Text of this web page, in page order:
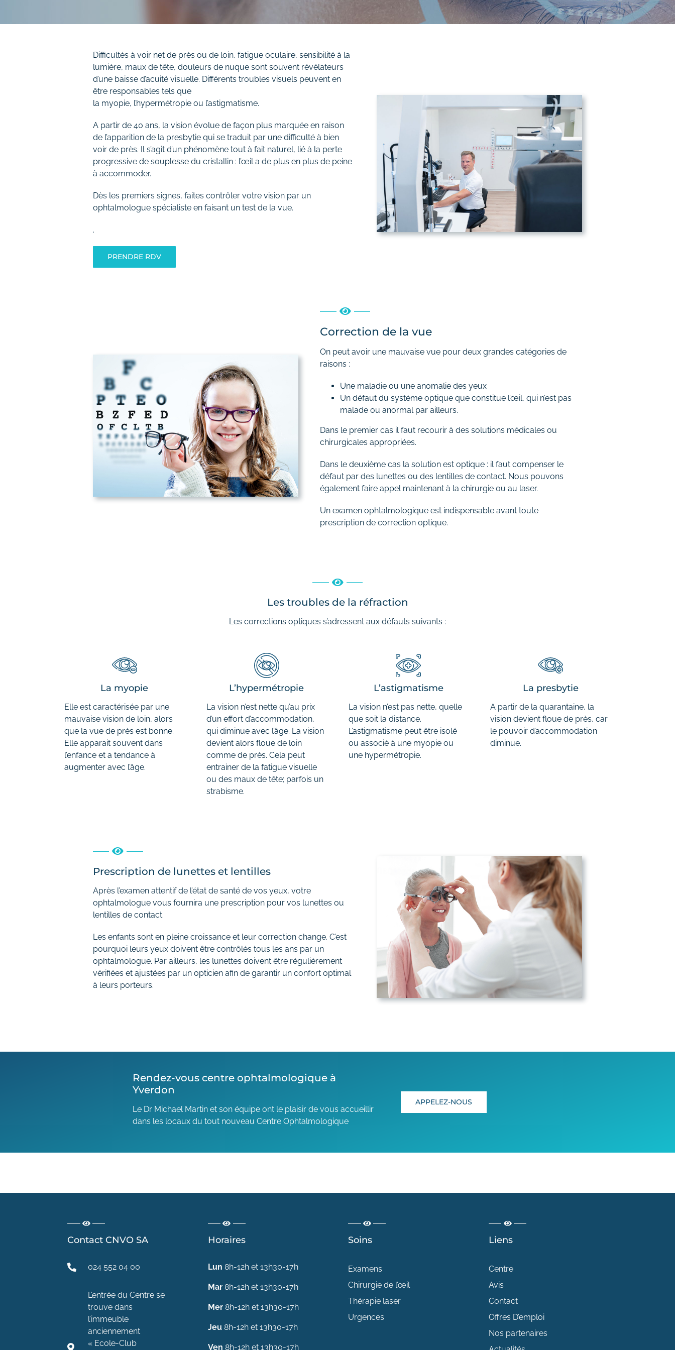
Difficultés à voir net de près ou de loin, fatigue oculaire, sensibilité à la
lumière, maux de tête, douleurs de nuque sont souvent révélateurs
d’une baisse d’acuité visuelle. Différents troubles visuels peuvent en
être responsables tels que
la myopie, l’hypermétropie ou l’astigmatisme.
A partir de 40 ans, la vision évolue de façon plus marquée en raison
de l’apparition de la presbytie qui se traduit par une difficulté à bien
voir de près. Il s’agit d’un phénomène tout à fait naturel, lié à la perte
progressive de souplesse du cristallin : l’œil a de plus en plus de peine
à accommoder.
Dès les premiers signes, faites contrôler votre vision par un
ophtalmologue spécialiste en faisant un test de la vue.
.
PRENDRE RDV
Correction de la vue
On peut avoir une mauvaise vue pour deux grandes catégories de
raisons :
Une maladie ou une anomalie des yeux
Un défaut du système optique que constitue l’œil, qui n’est pas
malade ou anormal par ailleurs.
Dans le premier cas il faut recourir à des solutions médicales ou
chirurgicales appropriées.
Dans le deuxième cas la solution est optique : il faut compenser le
défaut par des lunettes ou des lentilles de contact. Nous pouvons
également faire appel maintenant à la chirurgie ou au laser.
Un examen ophtalmologique est indispensable avant toute
prescription de correction optique.
Les troubles de la réfraction
Les corrections optiques s’adressent aux défauts suivants :
La myopie
Elle est caractérisée par une
mauvaise vision de loin, alors
que la vue de près est bonne.
Elle apparait souvent dans
l’enfance et a tendance à
augmenter avec l’âge.
L’hypermétropie
La vision n’est nette qu’au prix
d’un effort d’accommodation,
qui diminue avec l’âge. La vision
devient alors floue de loin
comme de près. Cela peut
entrainer de la fatigue visuelle
ou des maux de tête; parfois un
strabisme.
L’astigmatisme
La vision n’est pas nette, quelle
que soit la distance.
L’astigmatisme peut être isolé
ou associé à une myopie ou
une hypermétropie.
La presbytie
A partir de la quarantaine, la
vision devient floue de près, car
le pouvoir d’accommodation
diminue.
Prescription de lunettes et lentilles
Après l’examen attentif de l’état de santé de vos yeux, votre
ophtalmologue vous fournira une prescription pour vos lunettes ou
lentilles de contact.
Les enfants sont en pleine croissance et leur correction change. C’est
pourquoi leurs yeux doivent être contrôlés tous les ans par un
ophtalmologue. Par ailleurs, les lunettes doivent être régulièrement
vérifiées et ajustées par un opticien afin de garantir un confort optimal
à leurs porteurs.
Rendez-vous centre ophtalmologique à
Yverdon
Le Dr Michael Martin et son équipe ont le plaisir de vous accueillir
dans les locaux du tout nouveau Centre Ophtalmologique
APPELEZ-NOUS
Contact CNVO SA
024 552 04 00
L’entrée du Centre se
trouve dans
l’immeuble
anciennement
« Ecole-Club
Horaires
Lun 8h-12h et 13h30-17h
Mar8h-12h et 13h30-17h
Mer8h-12h et 13h30-17h
Jeu8h-12h et 13h30-17h
Ven 8h-12h et 13h30-17h
Soins
Examens
Chirurgie de l’œil
Thérapie laser
Urgences
Liens
Centre
Avis
Contact
Offres D’emploi
Nos partenaires